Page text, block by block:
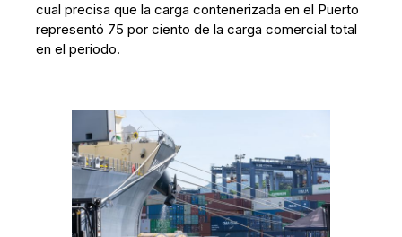
cual precisa que la carga contenerizada en el Puerto
representó 75 por ciento de la carga comercial total
en el periodo.